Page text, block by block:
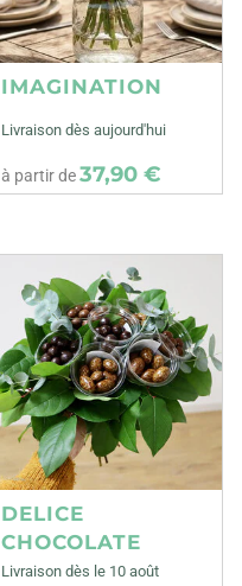
IMAGINATION
Livraison dès aujourd'hui
à partir de37,90 €
DELICE
CHOCOLATE
Livraison dès le 10 août